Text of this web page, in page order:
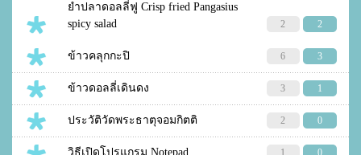
ยำปลาดอลลี่ฟู Crisp fried Pangasius
spicy salad
2 2
ข้าวคลุกกะปิ 6 3
ข้าวดอลลี่เดินดง 3 1
ประวัติวัดพระธาตุจอมกิตติ 2 0
วิธีเปิดโปรแกรม Notepad